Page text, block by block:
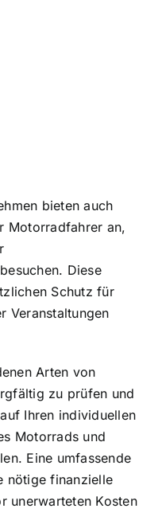
bieten auch
Motorradfahrer an,
Diese
Schutz für
Veranstaltungen
Arten von
zu prüfen und
Ihren individuellen
Motorrads und
Eine umfassende
nötige finanzielle
unerwarteten Kosten